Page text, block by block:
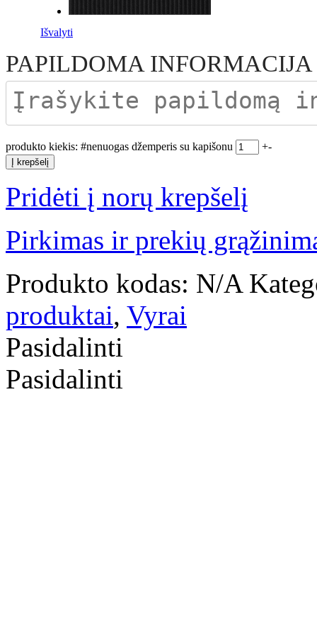
Išvalyti
PAPILDOMA INFORMACIJA
produkto kiekis: #nenuogas džemperis su kapišonu +-
Į krepšelį
Pridėti į norų krepšelį
Pirkimas ir prekių
Produkto kodas: N/A
produktai, Vyrai
Pasidalinti
Pasidalinti